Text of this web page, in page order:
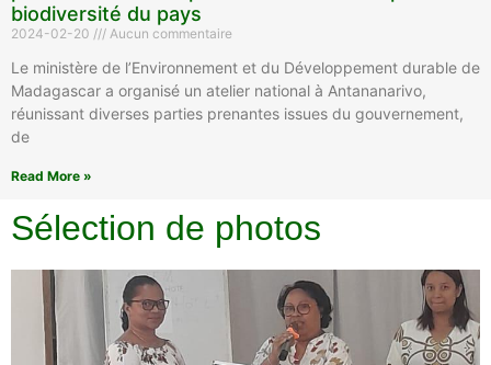
biodiversité du pays
2024-02-20 Aucun commentaire
Le ministère de l’Environnement et du Développement durable de
Madagascar a organisé un atelier national à Antananarivo,
réunissant diverses parties prenantes issues du gouvernement,
de
Read More »
Sélection de photos